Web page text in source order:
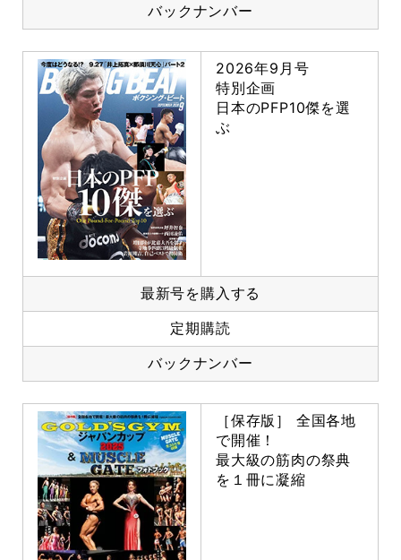
バックナンバー
2026年9月号
特別企画
日本のPFP10傑を選
ぶ
最新号を購入する
定期購読
バックナンバー
［保存版］ 全国各地
で開催！
最大級の筋肉の祭典
を１冊に凝縮